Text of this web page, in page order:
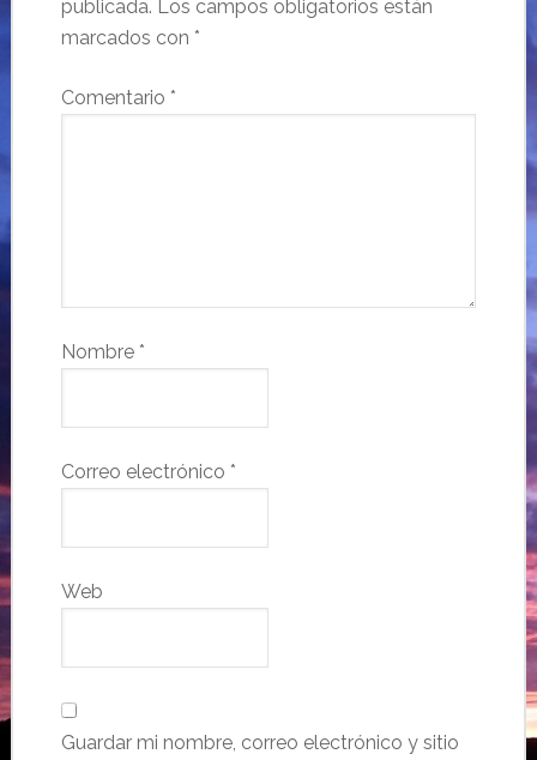
publicada. Los campos obligatorios están
marcados con *
Comentario *
Nombre *
Correo electrónico *
Web
Guardar mi nombre, correo electrónico y sitio